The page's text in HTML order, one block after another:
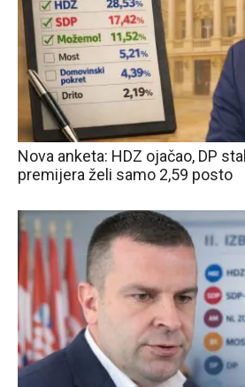
Nova anketa: HDZ ojačao, DP
premijera želi samo 2,59 posto